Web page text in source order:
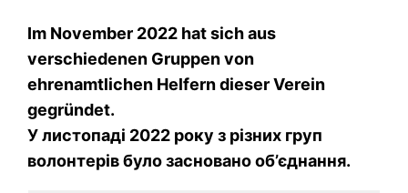
Im November 2022 hat sich aus
verschiedenen Gruppen von
ehrenamtlichen Helfern dieser Verein
gegründet.
У листопаді 2022 року з різних груп
волонтерів було засновано об’єднання.